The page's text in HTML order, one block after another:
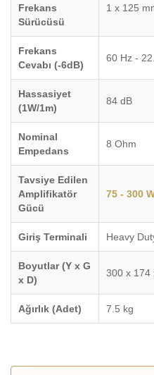
Frekans
Sürücüsü
1 x 125
Frekans
Cevabı (-6dB)
60 Hz -
Hassasiyet
(1W/1m)
84 dB
Nominal
Empedans
8 Ohm
Tavsiye Edilen
Amplifikatör
Gücü
75 - 300
Giriş Terminali Heavy
Boyutlar (Y x G
x D)
300 x 174
Ağırlık (Adet) 7.5 kg